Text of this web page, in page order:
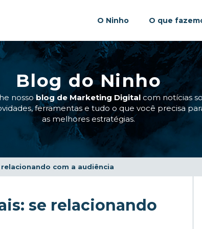
O Ninho O que
Blog do Ninho
nossoblog de Marketing Digital com notícias
ferramentas e tudo o que você precisa
as melhores estratégias.
com a audiência
se relacionando